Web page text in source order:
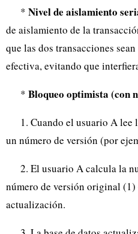
* Nivel de aislamiento
de aislamiento de la
que las dos transacciones
efectiva, evitando que
* Bloqueo optimista (con
1. Cuando el usuario A
un número de versión (por
2. El usuario A calcula la
número de versión original
actualización.